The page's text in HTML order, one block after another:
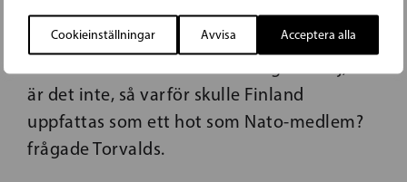
Cookieinställningar Avvisa Acceptera alla
− Är det ett problem för Ryssland med
Kirkenäs i Norge eller med Bornholm i
är det inte, så varför skulle Finland
uppfattas som ett hot som Nato-medlem?
frågade Torvalds.